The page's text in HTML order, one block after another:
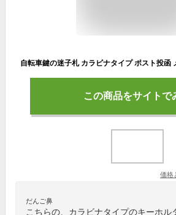
この商品をサイトで
価格
だんご鼻
こちらの、カラビナタイプのキーホル